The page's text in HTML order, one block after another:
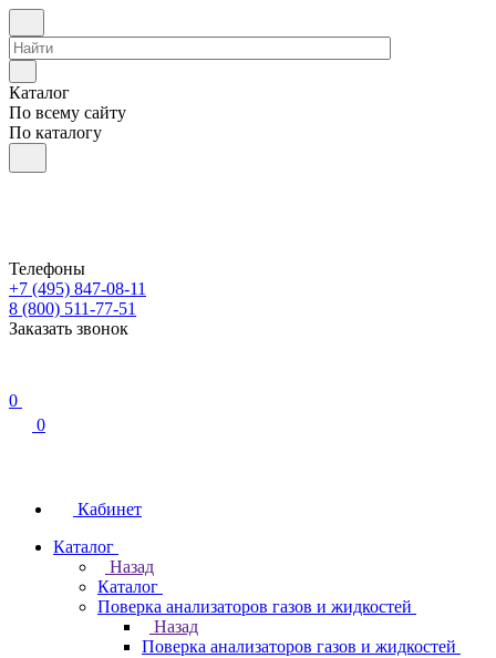
Каталог
По всему сайту
По каталогу
Телефоны
+7 (495) 847-08-11
8 (800) 511-77-51
Заказать звонок
0
0
Кабинет
Каталог
Назад
Каталог
Поверка анализаторов газов и жидкостей
Назад
Поверка анализаторов газов и жидкостей